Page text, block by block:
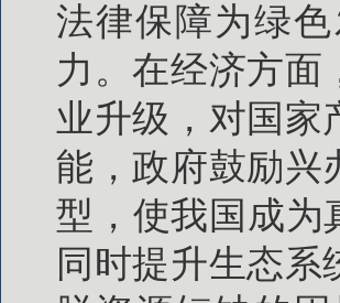
法律保障为绿
力。在经济方面
业升级，对国家
能，政府鼓励兴
型，使我国成为
同时提升生态